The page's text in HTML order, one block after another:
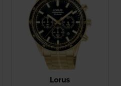
Lorus